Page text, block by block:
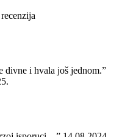
divne i hvala još jednom.”